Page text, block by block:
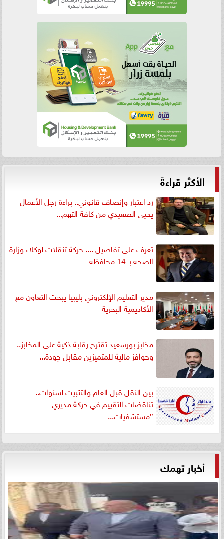
الأكثر قراءةً
رد اعتبار وإنصاف قانوني.. براءة رجل الأعمال
يحيى الصعيدي من كافة التهم...
تعرف على تفاصيل .... حركة تنقلات لوكلاء وزارة
الصحه بـ 14 محافظه
مدير التعليم الإلكتروني بليبيا يبحث التعاون مع
الأكاديمية البحرية
مخابز بورسعيد تقترح رقابة ذكية على المخابز..
وحوافز مالية للمتميزين مقابل جودة...
بين النقل قبل العام والتثبيت لسنوات..
تناقضات التقييم في حركة مديري
”مستشفيات...
أخبار تهمك